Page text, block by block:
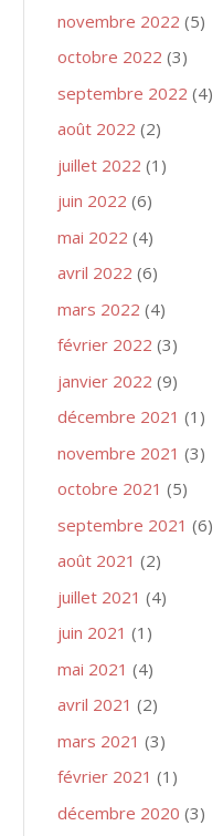
novembre 2022 (5)
octobre 2022 (3)
septembre 2022 (4)
août 2022 (2)
juillet 2022 (1)
juin 2022 (6)
mai 2022 (4)
avril 2022 (6)
mars 2022 (4)
février 2022 (3)
janvier 2022 (9)
décembre 2021 (1)
novembre 2021 (3)
octobre 2021 (5)
septembre 2021 (6)
août 2021 (2)
juillet 2021 (4)
juin 2021 (1)
mai 2021 (4)
avril 2021 (2)
mars 2021 (3)
février 2021 (1)
décembre 2020 (3)